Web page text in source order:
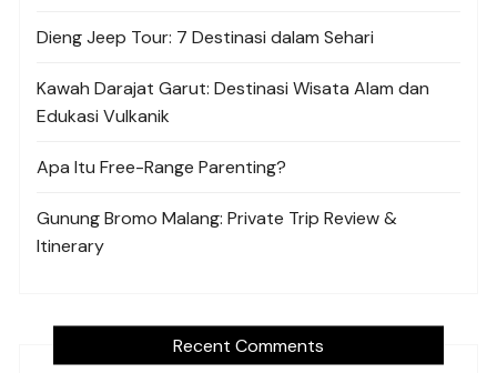
Dieng Jeep Tour: 7 Destinasi dalam Sehari
Kawah Darajat Garut: Destinasi Wisata Alam dan
Edukasi Vulkanik
Apa Itu Free-Range Parenting?
Gunung Bromo Malang: Private Trip Review &
Itinerary
Recent Comments